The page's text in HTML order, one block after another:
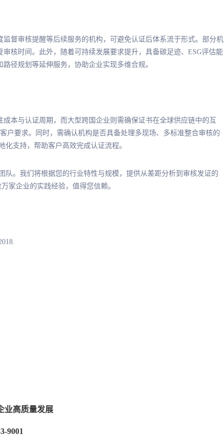
督审核提醒等后续服务的机构，可避免认证后体系流于形式。部分机
核时间。此外，随着可持续发展要求提升，具备碳足迹、ESG评估能
径规划等延伸服务，协助企业实现多维合规。
本与认证周期，而大型跨国企业则需确保证书在全球供应链中的互
户要求。同时，需确认机构是否具备处理多现场、多标准整合审核的
支持，帮助客户高效完成认证流程。
。我们将根据您的行业特性与规模，提供从差距分析到审核发证的
家企业的实践经验，值得您信赖。
业高质量发展
9001